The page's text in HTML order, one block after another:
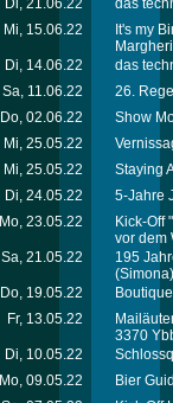
Di, 21.06.22
das
Mi, 15.06.22
It's my
Di, 14.06.22
das
Sa, 11.06.22
26.
Do, 02.06.22
Show
Mi, 25.05.22
Mi, 25.05.22
Staying
Di, 24.05.22
5-Jahre
Mo, 23.05.22
Kick-Off
vor dem
Sa, 21.05.22
195
(Simona)
Do, 19.05.22
Fr, 13.05.22
3370
Di, 10.05.22
Mo, 09.05.22
Bier